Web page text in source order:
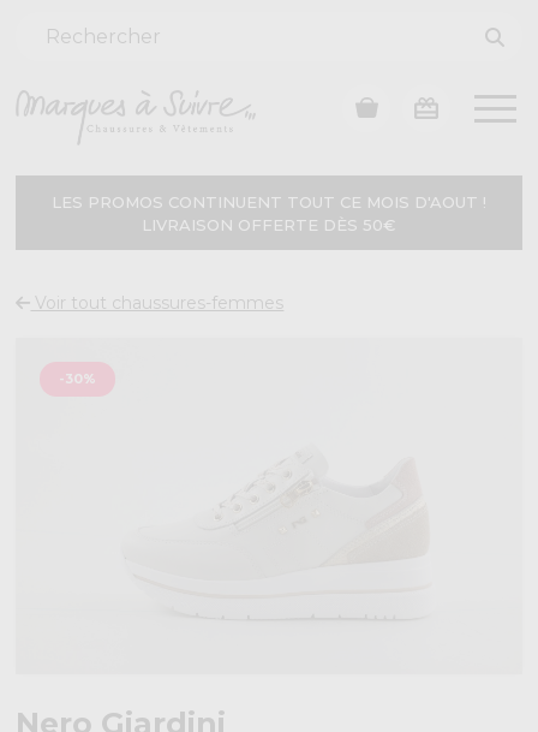
LES PROMOS CONTINUENT TOUT CE MOIS D'AOUT !
LIVRAISON OFFERTE DÈS 50€
Voir tout chaussures-femmes
-30%
Nero Giardini